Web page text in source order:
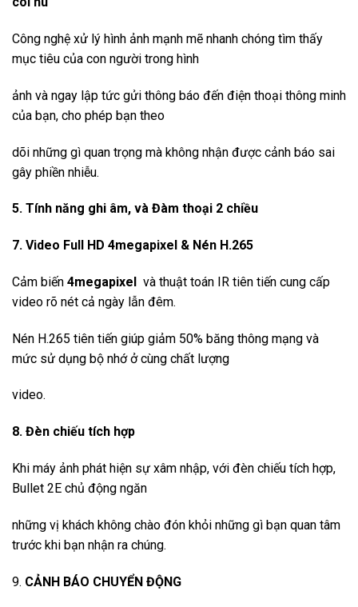
Công nghệ xử lý hình ảnh mạnh mẽ nhanh chóng tìm thấy
mục tiêu của con người trong hình
ảnh và ngay lập tức gửi thông báo đến điện thoại thông minh
của bạn, cho phép bạn theo
dõi những gì quan trọng mà không nhận được cảnh báo sai
gây phiền nhiễu.
5. Tính năng ghi âm, và Đàm thoại 2 chiều
7. Video Full HD 4megapixel & Nén H.265
Cảm biến 4megapixel và thuật toán IR tiên tiến cung cấp
video rõ nét cả ngày lẫn đêm.
Nén H.265 tiên tiến giúp giảm 50% băng thông mạng và
mức sử dụng bộ nhớ ở cùng chất lượng
video.
8. Đèn chiếu tích hợp
Khi máy ảnh phát hiện sự xâm nhập, với đèn chiếu tích hợp,
Bullet 2E chủ động ngăn
những vị khách không chào đón khỏi những gì bạn quan tâm
trước khi bạn nhận ra chúng.
9. CẢNH BÁO CHUYỂN ĐỘNG